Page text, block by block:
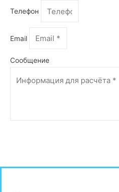
Телефон
Email
Сообщение